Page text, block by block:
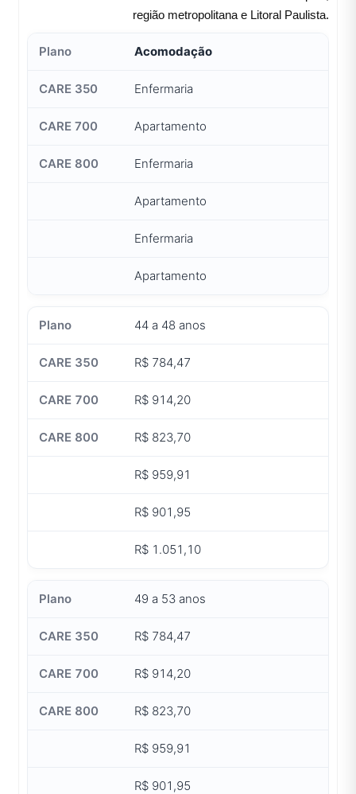
região metropolitana e Litoral Paulista.
Acomodação
Enfermaria
Apartamento
Enfermaria
Apartamento
Enfermaria
Apartamento
44 a 48 anos
R$ 784,47
R$ 914,20
R$ 823,70
R$ 959,91
R$ 901,95
R$ 1.051,10
49 a 53 anos
R$ 784,47
R$ 914,20
R$ 823,70
R$ 959,91
R$ 901,95